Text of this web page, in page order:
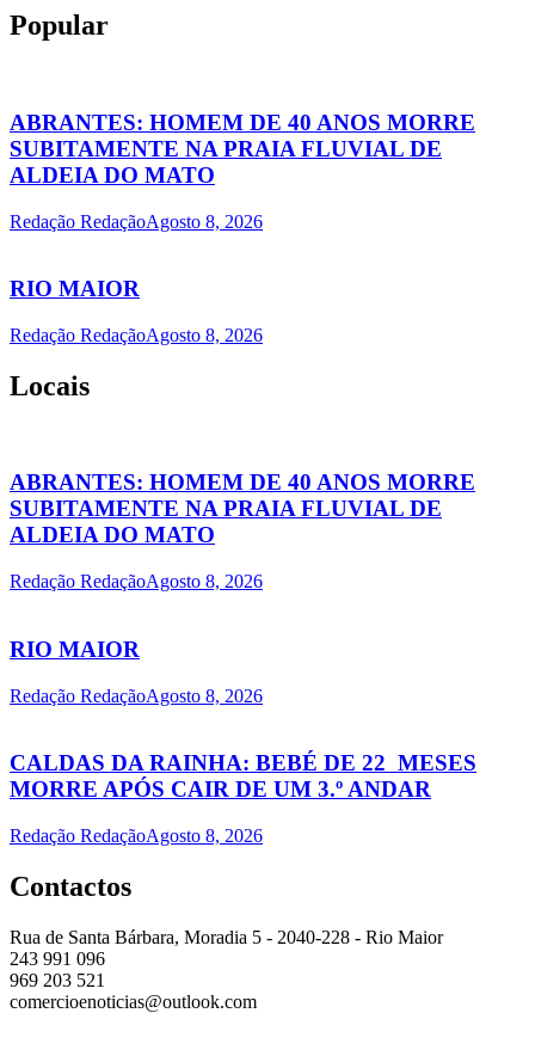
Popular
ABRANTES: HOMEM DE 40 ANOS MORRE
SUBITAMENTE NA PRAIA FLUVIAL DE
ALDEIA DO MATO
Redação RedaçãoAgosto 8, 2026
RIO MAIOR
Redação RedaçãoAgosto 8, 2026
Locais
ABRANTES: HOMEM DE 40 ANOS MORRE
SUBITAMENTE NA PRAIA FLUVIAL DE
ALDEIA DO MATO
Redação RedaçãoAgosto 8, 2026
RIO MAIOR
Redação RedaçãoAgosto 8, 2026
CALDAS DA RAINHA: BEBÉ DE 22 MESES
MORRE APÓS CAIR DE UM 3.º ANDAR
Redação RedaçãoAgosto 8, 2026
Contactos
Rua de Santa Bárbara, Moradia 5 - 2040-228 - Rio Maior
243 991 096
969 203 521
comercioenoticias@outlook.com